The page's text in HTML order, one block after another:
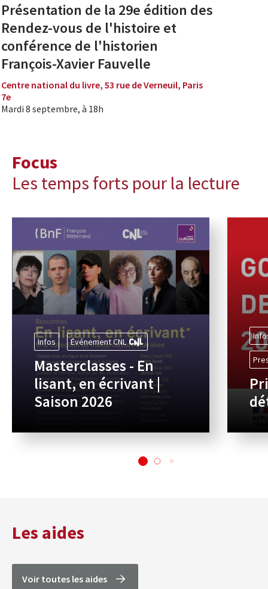
Présentation de la 29e édition des
Rendez-vous de l'histoire et
conférence de l'historien
François-Xavier Fauvelle
Centre national du livre, 53 rue de Verneuil, Paris
7e
Mardi 8 septembre, à 18h
Focus
Les temps forts pour la lecture
Infos Événement CNL
Masterclasses - En
lisant, en écrivant |
Saison 2026
Les aides
Voir toutes les aides